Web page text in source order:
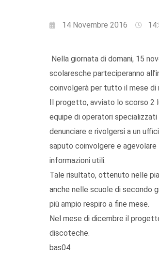
14 Novembre 2016
Nella giornata di domani, 15
scolaresche parteciperanno
coinvolgerà per tutto il mese di
Il progetto, avviato lo scorso 2
equipe di operatori
denunciare e rivolgersi a un
saputo coinvolgere e
informazioni utili.
Tale risultato, ottenuto nelle
anche nelle scuole di secondo
più ampio respiro a fine mese.
Nel mese di dicembre il
discoteche.
bas04